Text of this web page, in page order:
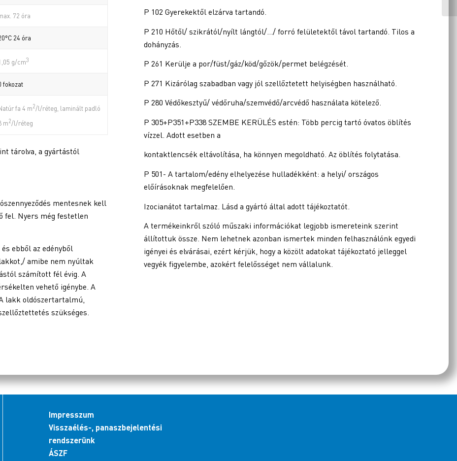
72 óra
24 óra
g/cm3
fokozat
fa 4 m2/l/réteg, laminált padló
m2/l/réteg
tárolva, a gyártástól
mentesnek kell
fel. Nyers még festetlen
ebből az edényből
amibe nem nyúltak
számított fél évig. A
vehető igénybe. A
lakk oldószertartalmú,
szükséges.
P 102 Gyerekektől elzárva tartandó.
P 210 Hőtől/ szikrától/nyílt lángtól/…/ forró felületektől távol tartandó. Tilos a
dohányzás.
P 261 Kerülje a por/füst/gáz/köd/gőzök/permet belégzését.
P 271 Kizárólag szabadban vagy jól szellőztetett helyiségben használható.
P 280 Védőkesztyű/ védőruha/szemvédő/arcvédő használata kötelező.
P 305+P351+P338 SZEMBE KERÜLÉS estén: Több percig tartó óvatos öblítés
vízzel. Adott esetben a
kontaktlencsék eltávolítása, ha könnyen megoldható. Az öblítés folytatása.
P 501- A tartalom/edény elhelyezése hulladékként: a helyi/ országos
előírásoknak megfelelően.
Izocianátot tartalmaz. Lásd a gyártó által adott tájékoztatót.
A termékeinkről szóló műszaki információkat legjobb ismereteink szerint
állítottuk össze. Nem lehetnek azonban ismertek minden felhasználónk egyedi
igényei és elvárásai, ezért kérjük, hogy a közölt adatokat tájékoztató jelleggel
vegyék figyelembe, azokért felelősséget nem vállalunk.
Impresszum
Visszaélés-, panaszbejelentési
rendszerünk
ÁSZF